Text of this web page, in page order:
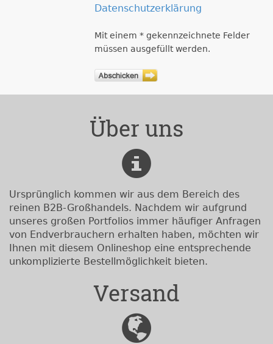
Datenschutzerklärung
Mit einem * gekennzeichnete Felder
müssen ausgefüllt werden.
Über uns
Ursprünglich kommen wir aus dem Bereich des
reinen B2B-Großhandels. Nachdem wir aufgrund
unseres großen Portfolios immer häufiger Anfragen
von Endverbrauchern erhalten haben, möchten wir
Ihnen mit diesem Onlineshop eine entsprechende
unkomplizierte Bestellmöglichkeit bieten.
Versand